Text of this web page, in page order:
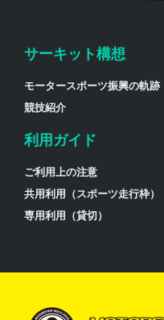
サーキット構想
モータースポーツ振興の軌跡
競技紹介
利用ガイド
ご利用上の注意
共用利用（スポーツ走行枠）
専用利用（貸切）